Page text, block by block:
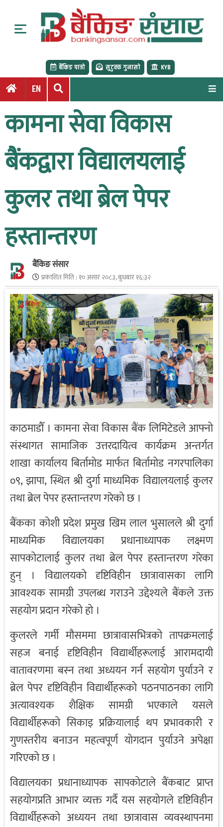
o
बैंकिङ पात्रो सुटुक्क गुनासो KYB
EN
कामना सेवा विकास
बैंकद्वारा विद्यालयलाई
कुलर तथा ब्रेल पेपर
हस्तान्तरण
बैंकिङ संसार
प्रकाशित मिति :१० असार २०८३, बुधबार १६:३२
काठमाडौँ । कामना सेवा विकास बैंक लिमिटेडले आफ्नो
संस्थागत सामाजिक उत्तरदायित्व कार्यक्रम अन्तर्गत
शाखा कार्यालय बिर्तामोड मार्फत बिर्तामोड नगरपालिका
०९, झापा, स्थित श्री दुर्गा माध्यमिक विद्यालयलाई कुलर
तथा ब्रेल पेपर हस्तान्तरण गरेको छ ।
बैंकका कोशी प्रदेश प्रमुख खिम लाल भुसालले श्री दुर्गा
माध्यमिक विद्यालयका प्रधानाध्यापक लक्ष्मण
सापकोटालाई कुलर तथा ब्रेल पेपर हस्तान्तरण गरेका
हुन् । विद्यालयको दृष्टिविहीन छात्रावासका लागि
आवश्यक सामग्री उपलब्ध गराउने उद्देश्यले बैंकले उक्त
सहयोग प्रदान गरेको हो ।
कुलरले गर्मी मौसममा छात्रावासभित्रको तापक्रमलाई
सहज बनाई दृष्टिविहीन विद्यार्थीहरूलाई आरामदायी
वातावरणमा बस्न तथा अध्ययन गर्न सहयोग पुर्याउने र
ब्रेल पेपर दृष्टिविहीन विद्यार्थीहरूको पठनपाठनका लागि
अत्यावश्यक शैक्षिक सामग्री भएकाले यसले
विद्यार्थीहरूको सिकाइ प्रक्रियालाई थप प्रभावकारी र
गुणस्तरीय बनाउन महत्वपूर्ण योगदान पुर्याउने अपेक्षा
गरिएको छ ।
विद्यालयका प्रधानाध्यापक सापकोटाले बैंकबाट प्राप्त
सहयोगप्रति आभार व्यक्त गर्दै यस सहयोगले दृष्टिविहीन
विद्यार्थीहरूको अध्ययन तथा छात्रावास व्यवस्थापनमा